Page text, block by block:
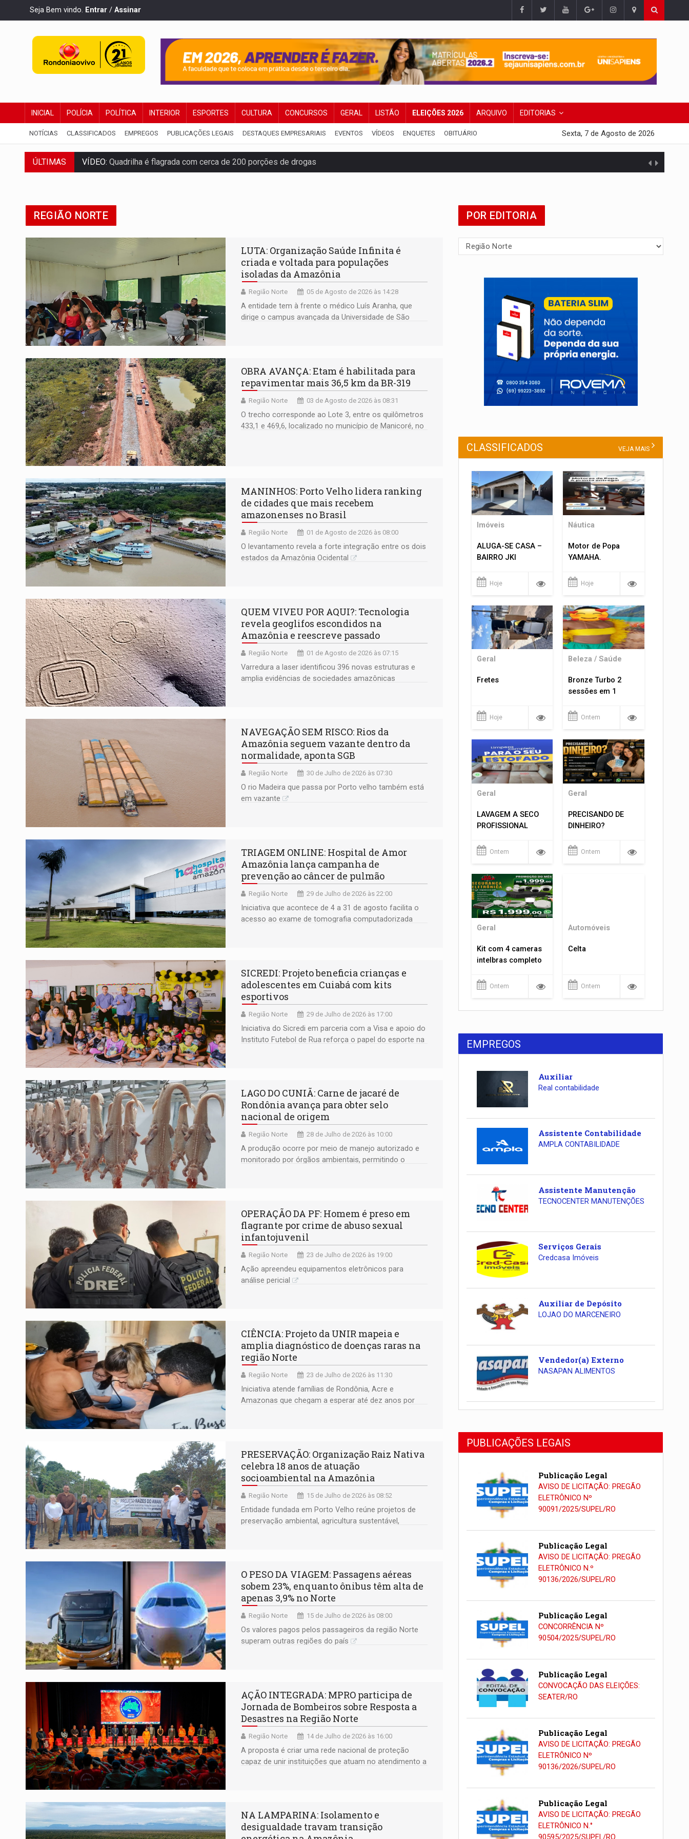
Seja Bem vindo. Entrar / Assinar
INICIAL POLÍCIA POLÍTICA INTERIOR ESPORTES CULTURA CONCURSOS GERAL LISTÃO ELEIÇÕES 2026 ARQUIVO EDITORIAS
NOTÍCIAS CLASSIFICADOS EMPREGOS PUBLICAÇÕES LEGAIS DESTAQUES EMPRESARIAIS EVENTOS VÍDEOS ENQUETES OBITUÁRIO Sexta, 7 de Agosto de 2026
ÚLTIMAS VÍDEO: Quadrilha é flagrada com cerca de 200 porções de drogas
SUCESSO NA ABERTURA: 2ª Feira Rondônia Empreendedora segue no Espaço Alternativo com entrada gratuita
REESTRUTURAÇÃO:
SAÚDE INDÍGENA: Pirahã terão consultas e exames especializados durante expedição do SUS
ECONOMIA:Dia dos pais deve movimentar R$ 8,5 bilhões e RO projeta alta de 8,8%
DIA DOS PAIS: Bailarina da Praça organiza celebração gratuita neste domingo (9)
VÍDEO: Perseguição a embarcação no rio Madeira termina com explosivos apreendidos
MEGA SENA:Prêmio acumula para R$ 165 milhões
ELEIÇÕES 2026:Patrimônio de candidata a deputada federal do PL salta R$ 1 mil para R$ 155 mil
REGIÃO NORTE
LUTA: Organização Saúde Infinita é
criada e voltada para populações
isoladas da Amazônia
Região Norte 05 de Agosto de 2026 às 14:28
A entidade tem à frente o médico Luís Aranha, que
dirige o campus avançada da Universidade de São
OBRA AVANÇA: Etam é habilitada para
repavimentar mais 36,5 km da BR-319
Região Norte 03 de Agosto de 2026 às 08:31
O trecho corresponde ao Lote 3, entre os quilômetros
433,1 e 469,6, localizado no município de Manicoré, no
MANINHOS: Porto Velho lidera ranking
de cidades que mais recebem
amazonenses no Brasil
Região Norte 01 de Agosto de 2026 às 08:00
O levantamento revela a forte integração entre os dois
estados da Amazônia Ocidental
QUEM VIVEU POR AQUI?: Tecnologia
revela geoglifos escondidos na
Amazônia e reescreve passado
Região Norte 01 de Agosto de 2026 às 07:15
Varredura a laser identificou 396 novas estruturas e
amplia evidências de sociedades amazônicas
NAVEGAÇÃO SEM RISCO: Rios da
Amazônia seguem vazante dentro da
normalidade, aponta SGB
Região Norte 30 de Julho de 2026 às 07:30
O rio Madeira que passa por Porto velho também está
em vazante
TRIAGEM ONLINE: Hospital de Amor
Amazônia lança campanha de
prevenção ao câncer de pulmão
Região Norte 29 de Julho de 2026 às 22:00
Iniciativa que acontece de 4 a 31 de agosto facilita o
acesso ao exame de tomografia computadorizada
SICREDI: Projeto beneficia crianças e
adolescentes em Cuiabá com kits
esportivos
Região Norte 29 de Julho de 2026 às 17:00
Iniciativa do Sicredi em parceria com a Visa e apoio do
Instituto Futebol de Rua reforça o papel do esporte na
LAGO DO CUNIÃ: Carne de jacaré de
Rondônia avança para obter selo
nacional de origem
Região Norte 28 de Julho de 2026 às 10:00
A produção ocorre por meio de manejo autorizado e
monitorado por órgãos ambientais, permitindo o
OPERAÇÃO DA PF: Homem é preso em
flagrante por crime de abuso sexual
infantojuvenil
Região Norte 23 de Julho de 2026 às 19:00
Ação apreendeu equipamentos eletrônicos para
análise pericial
CIÊNCIA: Projeto da UNIR mapeia e
amplia diagnóstico de doenças raras na
região Norte
Região Norte 23 de Julho de 2026 às 11:30
Iniciativa atende famílias de Rondônia, Acre e
Amazonas que chegam a esperar até dez anos por
PRESERVAÇÃO: Organização Raiz Nativa
celebra 18 anos de atuação
socioambiental na Amazônia
Região Norte 15 de Julho de 2026 às 08:52
Entidade fundada em Porto Velho reúne projetos de
preservação ambiental, agricultura sustentável,
O PESO DA VIAGEM: Passagens aéreas
sobem 23%, enquanto ônibus têm alta de
apenas 3,9% no Norte
Região Norte 15 de Julho de 2026 às 08:00
Os valores pagos pelos passageiros da região Norte
superam outras regiões do país
AÇÃO INTEGRADA: MPRO participa de
Jornada de Bombeiros sobre Resposta a
Desastres na Região Norte
Região Norte 14 de Julho de 2026 às 16:00
A proposta é criar uma rede nacional de proteção
capaz de unir instituições que atuam no atendimento a
NA LAMPARINA: Isolamento e
desigualdade travam transição
POR EDITORIA
CLASSIFICADOS VEJA MAIS
Imóveis
ALUGA-SE CASA –
BAIRRO JKI
Hoje
Náutica
Motor de Popa
YAMAHA.
Hoje
Geral
Fretes
Hoje
Beleza / Saúde
Bronze Turbo 2
sessões em 1
Ontem
Geral
LAVAGEM A SECO
PROFISSIONAL
Ontem
Geral
PRECISANDO DE
DINHEIRO?
Ontem
Geral
Kit com 4 cameras
intelbras completo
Ontem
Automóveis
Celta
Ontem
EMPREGOS
Auxiliar
Real contabilidade
Assistente Contabilidade
AMPLA CONTABILIDADE
Assistente Manutenção
TECNOCENTER MANUTENÇÕES
Serviços Gerais
Credcasa Imóveis
Auxiliar de Depósito
LOJAO DO MARCENEIRO
Vendedor(a) Externo
NASAPAN ALIMENTOS
PUBLICAÇÕES LEGAIS
Publicação Legal
AVISO DE LICITAÇÃO: PREGÃO
ELETRÔNICO Nº
90091/2025/SUPEL/RO
Publicação Legal
AVISO DE LICITAÇÃO: PREGÃO
ELETRÔNICO N.º
90136/2026/SUPEL/RO
Publicação Legal
CONCORRÊNCIA Nº
90504/2025/SUPEL/RO
Publicação Legal
CONVOCAÇÃO DAS ELEIÇÕES:
SEATER/RO
Publicação Legal
AVISO DE LICITAÇÃO: PREGÃO
ELETRÔNICO Nº
90136/2026/SUPEL/RO
Publicação Legal
AVISO DE LICITAÇÃO: PREGÃO
ELETRÔNICO N.°
90595/2025/SUPEL/RO